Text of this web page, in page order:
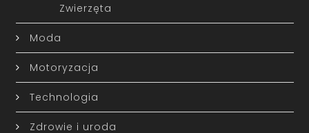
Zwierzęta
Moda
Motoryzacja
Technologia
Zdrowie i uroda